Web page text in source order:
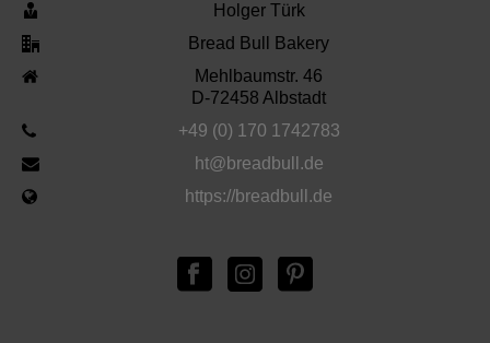
Holger Türk
Bread Bull Bakery
Mehlbaumstr. 46
D-72458 Albstadt
+49 (0) 170 1742783
ht@breadbull.de
https://breadbull.de